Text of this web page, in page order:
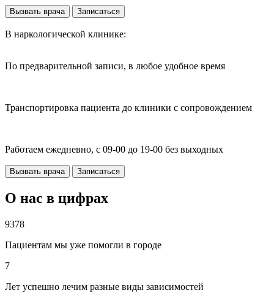
Вызвать врача Записаться
В наркологической клинике:
По предварительной записи, в любое удобное время
Транспортировка пациента до клиники с сопровождением
Работаем ежедневно, с 09-00 до 19-00 без выходных
Вызвать врача Записаться
О нас в цифрах
9378
Пациентам мы уже помогли в городе
7
Лет успешно лечим разные виды зависимостей